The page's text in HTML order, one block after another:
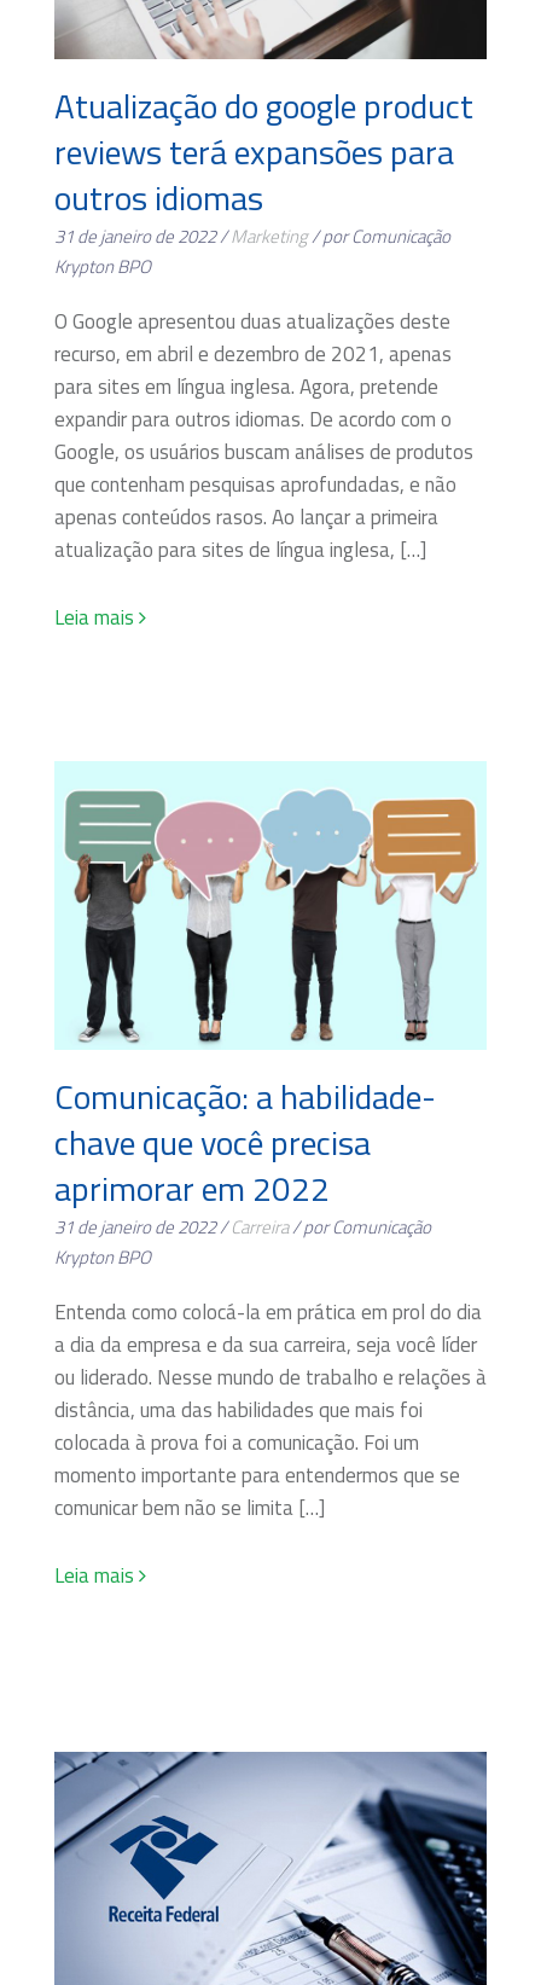
Atualização do google product
reviews terá expansões para
outros idiomas
31 de janeiro de 2022 /Marketing/ por Comunicação
Krypton BPO
O Google apresentou duas atualizações deste
recurso, em abril e dezembro de 2021, apenas
para sites em língua inglesa. Agora, pretende
expandir para outros idiomas. De acordo com o
Google, os usuários buscam análises de produtos
que contenham pesquisas aprofundadas, e não
apenas conteúdos rasos. Ao lançar a primeira
atualização para sites de língua inglesa, […]
Leia mais
Comunicação: a habilidade-
chave que você precisa
aprimorar em 2022
31 de janeiro de 2022 /Carreira/ por Comunicação
Krypton BPO
Entenda como colocá-la em prática em prol do dia
a dia da empresa e da sua carreira, seja você líder
ou liderado. Nesse mundo de trabalho e relações à
distância, uma das habilidades que mais foi
colocada à prova foi a comunicação. Foi um
momento importante para entendermos que se
comunicar bem não se limita […]
Leia mais